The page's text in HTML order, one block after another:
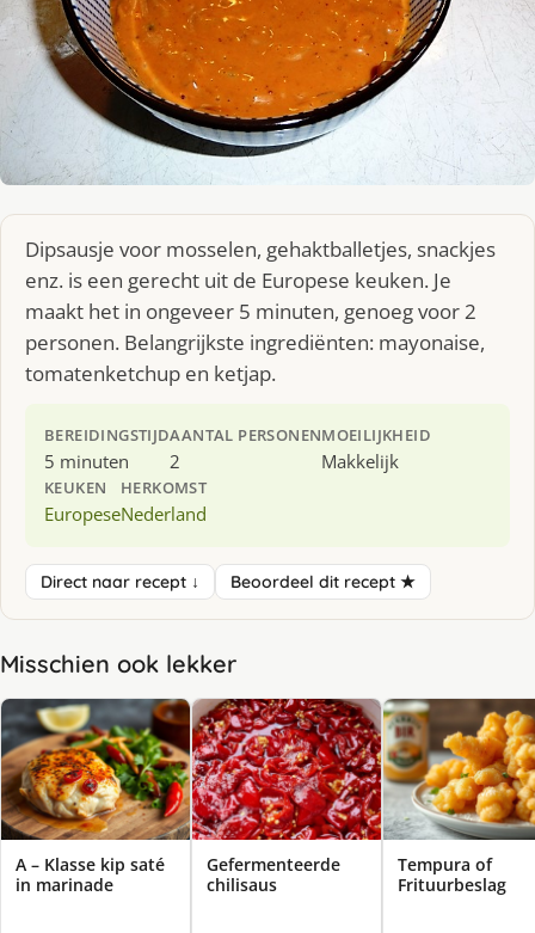
Dipsausje voor mosselen, gehaktballetjes, snackjes
enz. is een gerecht uit de Europese keuken. Je
maakt het in ongeveer 5 minuten, genoeg voor 2
personen. Belangrijkste ingrediënten: mayonaise,
tomatenketchup en ketjap.
BEREIDINGSTIJD
5 minuten
AANTAL PERSONEN
2
MOEILIJKHEID
Makkelijk
KEUKEN
Europese
HERKOMST
Nederland
Direct naar recept ↓ Beoordeel dit recept ★
Misschien ook lekker
A – Klasse kip saté
in marinade
Gefermenteerde
chilisaus
Tempura of
Frituurbeslag